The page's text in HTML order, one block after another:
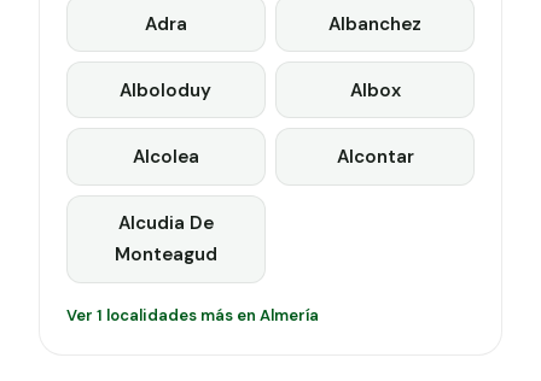
Adra Albanchez
Alboloduy Albox
Alcolea Alcontar
Alcudia De
Monteagud
Ver 1 localidades más en Almería